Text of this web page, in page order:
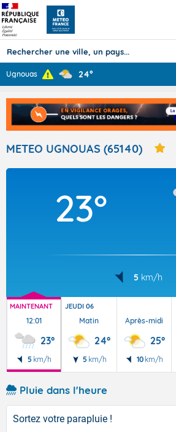
Prévisions
TOUS LES RÉSULTATS
Articles
Ugnouas 24°
METEO UGNOUAS (65140)
23°
5 km/h
MAINTENANT
12:01
23°
5 km/h
JEUDI 06
Matin
24°
5 km/h
Après-midi
25°
10 km/h
Pluie dans l'heure
Sortez votre parapluie !